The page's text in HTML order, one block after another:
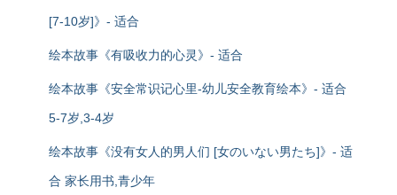
[7-10岁]》- 适合
绘本故事《有吸收力的心灵》- 适合
绘本故事《安全常识记心里-幼儿安全教育绘本》- 适合
5-7岁,3-4岁
绘本故事《没有女人的男人们 [女のいない男たち]》- 适
合 家长用书,青少年